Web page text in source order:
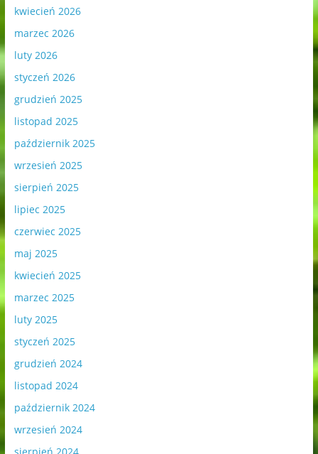
kwiecień 2026
marzec 2026
luty 2026
styczeń 2026
grudzień 2025
listopad 2025
październik 2025
wrzesień 2025
sierpień 2025
lipiec 2025
czerwiec 2025
maj 2025
kwiecień 2025
marzec 2025
luty 2025
styczeń 2025
grudzień 2024
listopad 2024
październik 2024
wrzesień 2024